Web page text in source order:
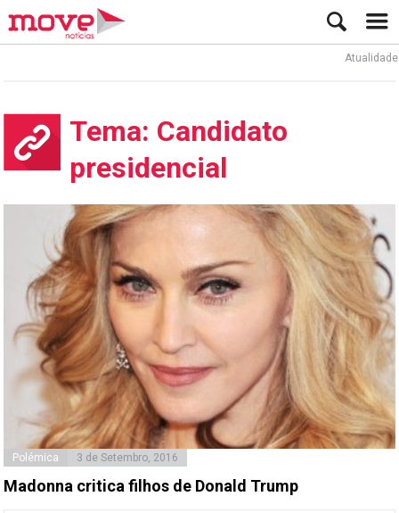
Atualidade
Tema: Candidato
presidencial
Polémica 3 de Setembro, 2016
Madonna critica filhos de Donald Trump